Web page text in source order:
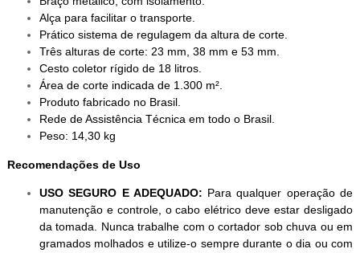
Alça para facilitar o transporte.
Prático sistema de regulagem da altura de corte.
Três alturas de corte: 23 mm, 38 mm e 53 mm.
Cesto coletor rígido de 18 litros.
Área de corte indicada de 1.300 m².
Produto fabricado no Brasil.
Rede de Assistência Técnica em todo o Brasil.
Peso: 14,30 kg
Recomendações de Uso
USO SEGURO E ADEQUADO: Para qualquer operação de
manutenção e controle, o cabo elétrico deve estar desligado
da tomada. Nunca trabalhe com o cortador sob chuva ou em
gramados molhados e utilize-o sempre durante o dia ou com